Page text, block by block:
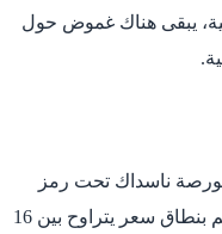
يبقى هناك غموض حول
25 يونيو 2026 على بورصة ناسداك تحت رمز
التداول DSC. سيتم طرح 3,000,000 سهم بنطاق سعر يتراوح بين 16